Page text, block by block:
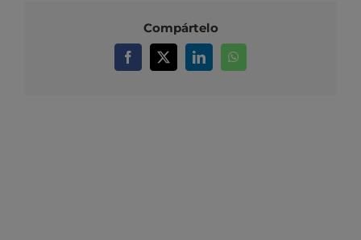
Compártelo
Facebook
X LinkedInWhatsApp